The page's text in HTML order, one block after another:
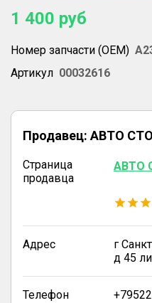
1 400 руб
Номер запчасти (OEM)
Артикул 00032616
Продавец: АВТО
Страница
продавца
АВТО
Адрес
г
д 45
Телефон